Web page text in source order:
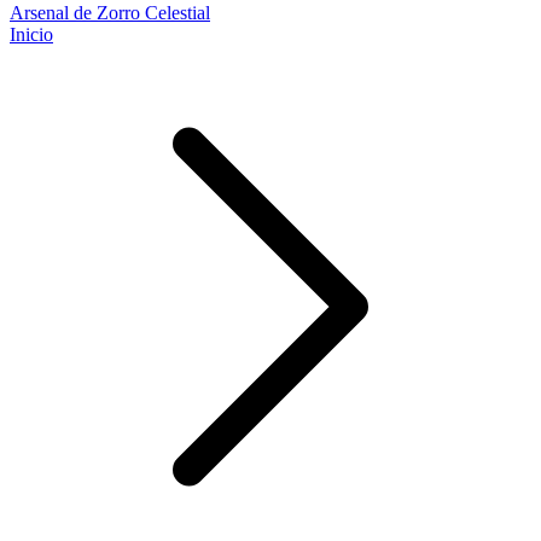
Arsenal de Zorro Celestial
Inicio